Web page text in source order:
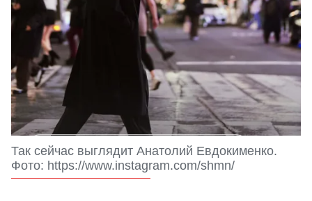
Так сейчас выглядит Анатолий Евдокименко.
Фото: https://www.instagram.com/shmn/